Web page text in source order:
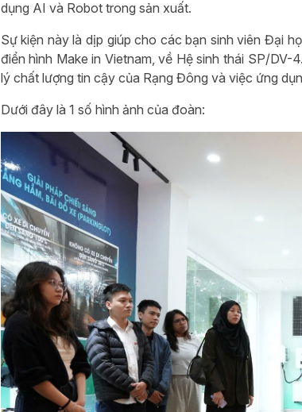
dụng AI và Robot trong sản xuất.
Sự kiện này là dịp giúp cho các bạn sinh viên Đại
điển hình Make in Vietnam, về Hệ sinh thái SP/
lý chất lượng tin cậy của Rạng Đông và việc ứng
Dưới đây là 1 số hình ảnh của đoàn: